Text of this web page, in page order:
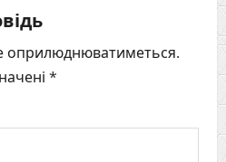
оприлюднюватиметься.
*